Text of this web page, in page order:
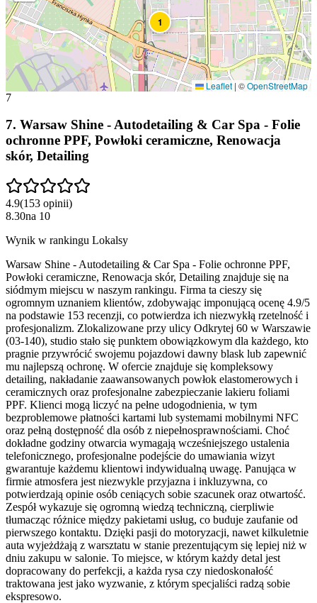
1
Leaflet | ©OpenStreetMap
7
7. Warsaw Shine - Autodetailing & Car Spa - Folie
ochronne PPF, Powłoki ceramiczne, Renowacja
skór, Detailing
4.9(153 opinii)
8.30na 10
Wynik w rankingu Lokalsy
Warsaw Shine - Autodetailing & Car Spa - Folie ochronne PPF,
Powłoki ceramiczne, Renowacja skór, Detailing znajduje się na
siódmym miejscu w naszym rankingu. Firma ta cieszy się
ogromnym uznaniem klientów, zdobywając imponującą ocenę 4.9/5
na podstawie 153 recenzji, co potwierdza ich niezwykłą rzetelność i
profesjonalizm. Zlokalizowane przy ulicy Odkrytej 60 w Warszawie
(03-140), studio stało się punktem obowiązkowym dla każdego, kto
pragnie przywrócić swojemu pojazdowi dawny blask lub zapewnić
mu najlepszą ochronę. W ofercie znajduje się kompleksowy
detailing, nakładanie zaawansowanych powłok elastomerowych i
ceramicznych oraz profesjonalne zabezpieczanie lakieru foliami
PPF. Klienci mogą liczyć na pełne udogodnienia, w tym
bezproblemowe płatności kartami lub systemami mobilnymi NFC
oraz pełną dostępność dla osób z niepełnosprawnościami. Choć
dokładne godziny otwarcia wymagają wcześniejszego ustalenia
telefonicznego, profesjonalne podejście do umawiania wizyt
gwarantuje każdemu klientowi indywidualną uwagę. Panująca w
firmie atmosfera jest niezwykle przyjazna i inkluzywna, co
potwierdzają opinie osób ceniących sobie szacunek oraz otwartość.
Zespół wykazuje się ogromną wiedzą techniczną, cierpliwie
tłumacząc różnice między pakietami usług, co buduje zaufanie od
pierwszego kontaktu. Dzięki pasji do motoryzacji, nawet kilkuletnie
auta wyjeżdżają z warsztatu w stanie prezentującym się lepiej niż w
dniu zakupu w salonie. To miejsce, w którym każdy detal jest
dopracowany do perfekcji, a każda rysa czy niedoskonałość
traktowana jest jako wyzwanie, z którym specjaliści radzą sobie
ekspresowo.